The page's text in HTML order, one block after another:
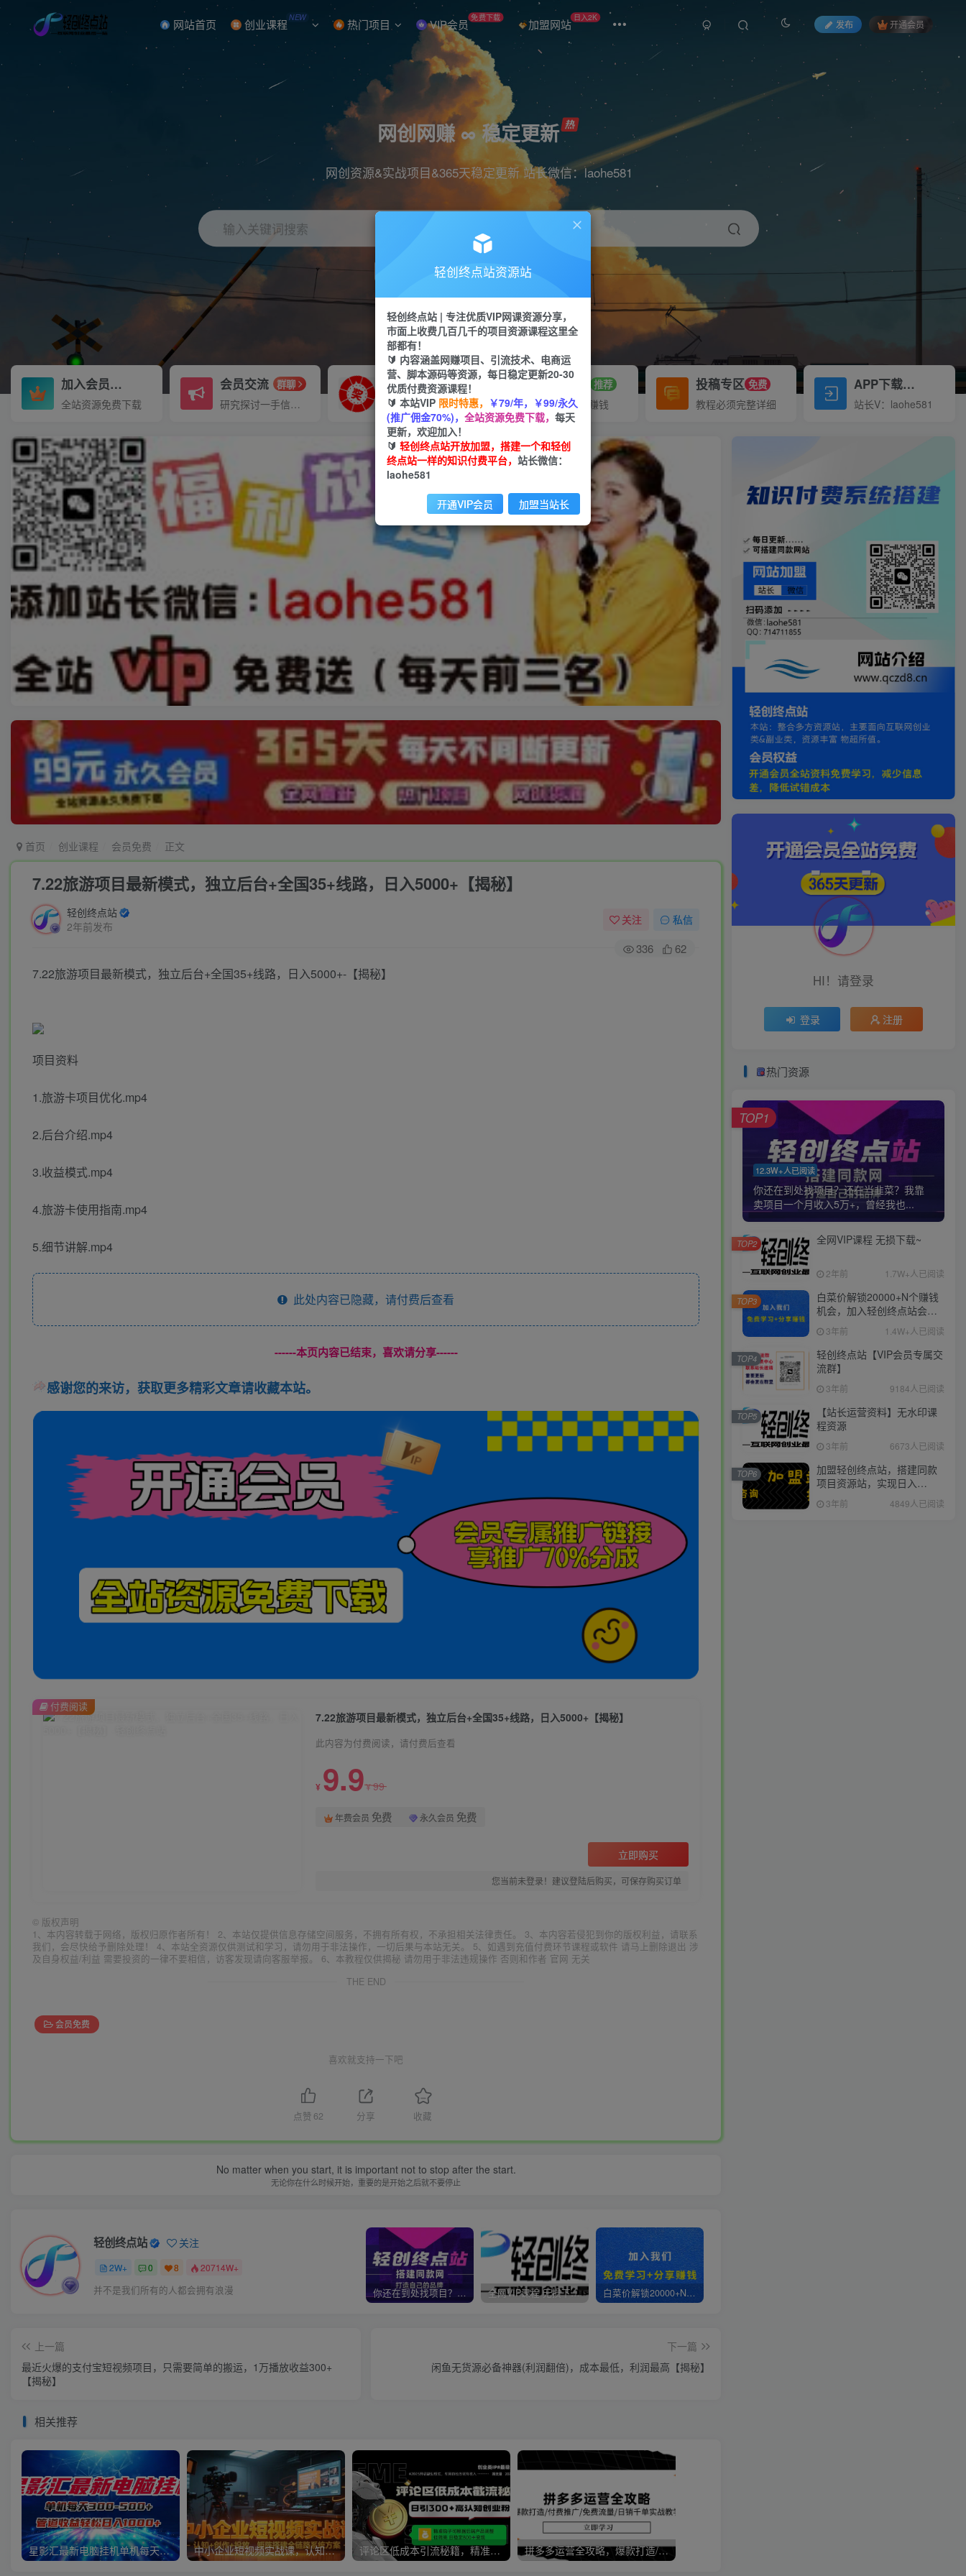
网站首页 创业课程 NEW 热门项目 VIP会员 免费下载 加盟网站 日入2K
发布 开通会员
网创网赚 ∞ 稳定更新
网创资源&实战项目&365天稳定更新 站长微信：laohe581
输入关键词搜索
引流 短视频 剪辑
加入会员3.3折
全站资源免费下载
会员交流 群聊
研究探讨一手信息差
推广赚钱
70%分佣
推广返佣高达70%
站长招募 推荐
24小时自动赚钱
投稿专区 免费
教程必须完整详细
APP下载Down
站长V：laohe581
首页 创业课程 会员免费 正文
7.22旅游项目最新模式，独立后台+全国35+线路，日入5000+【揭秘】
轻创终点站
2年前发布
关注 私信
336 62
7.22旅游项目最新模式，独立后台+全国35+线路，日入5000+-【揭秘】
项目资料
1.旅游卡项目优化.mp4
2.后台介绍.mp4
3.收益模式.mp4
4.旅游卡使用指南.mp4
5.细节讲解.mp4
此处内容已隐藏，请付费后查看
------本页内容已结束，喜欢请分享------
感谢您的来访，获取更多精彩文章请收藏本站。
7.22旅游项目最新模式，独立后台+全国35+线路，日入5000+【揭秘】
此内容为付费阅读，请付费后查看
¥ 9.9¥99
年费会员 免费 永久会员 免费
立即购买
您当前未登录！建议登陆后购买，可保存购买订单
付费阅读
© 版权声明
1、本内容转载于网络，版权归原作者所有！ 2、本站仅提供信息存储空间服务，不拥有所有权，不承担相关法律责任。 3、本内容若侵犯到你的版权利益，请联系
我们，会尽快给予删除处理！ 4、本站全资源仅供测试和学习，请勿用于非法操作，一切后果与本站无关。 5、如遇到充值付费环节课程或软件 请马上删除退出 涉
及自身权益/利益 需要投资的一律不要相信，访客发现请向客服举报。 6、本教程仅供揭秘 请勿用于非法违规操作 否则和作者 官网 无关
THE END
会员免费
喜欢就支持一下吧
点赞 62 分享 收藏
No matter when you start, it is important not to stop after the start.
无论你在什么时候开始，重要的是开始之后就不要停止
轻创终点站 关注
2W+ 0 8 20714W+
并不是我们所有的人都会拥有浪漫 你还在到处找项目？还在当韭菜？我靠卖项目一个月收入5万+，曾经我也是个失败者。 全网VIP课程 无损下载~ 白菜价解锁20000+N个赚钱机会，加入轻创终点站会员，全站资源免费学习。
上一篇
最近火爆的支付宝短视频项目，只需要简单的搬运，1万播放收益300+
【揭秘】
下一篇
闲鱼无货源必备神器(利润翻倍)，成本最低，利润最高【揭秘】
相关推荐
星影汇最新电脑挂机单机每天300+团队管道收益轻松日入1000+ 中小企业短视频实战课，认知+创作+投放，矩阵搭建全链路系统方案 评论区低成本引流秘籍，精准钩子直击用户，单账号日增300+创业粉，日稳… 拼多多运营全攻略，爆款打造/付费推广/免费流量/日销千单实战教学/6月更新
HI！请登录
登录 注册
热门资源
12.3W+人已阅读
你还在到处找项目？还在当韭菜？我靠
卖项目一个月收入5万+，曾经我也...
TOP1
全网VIP课程 无损下载~
2年前 1.7W+人已阅读
TOP2
白菜价解锁20000+N个赚钱
机会，加入轻创终点站会
员，全站资源免费学习。
3年前 1.4W+人已阅读
TOP3
轻创终点站【VIP会员专属交
流群】
3年前 9184人已阅读
TOP4
【站长运营资料】无水印课
程资源
3年前 6673人已阅读
TOP5
加盟轻创终点站，搭建同款
项目资源站，实现日入
2000+
3年前 4849人已阅读
TOP6
轻创终点站资源站
轻创终点站 | 专注优质VIP网课资源分享，
市面上收费几百几千的项目资源课程这里全
部都有！
🔰 内容涵盖网赚项目、引流技术、电商运
营、脚本源码等资源，每日稳定更新20-30
优质付费资源课程！
🔰 本站VIP 限时特惠， ￥79/年，￥99/永久
(推广佣金70%)， 全站资源免费下载， 每天
更新，欢迎加入！
🔰 轻创终点站开放加盟，搭建一个和轻创
终点站一样的知识付费平台， 站长微信：
laohe581
开通VIP会员 加盟当站长